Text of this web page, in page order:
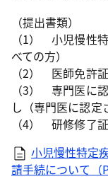
（提出書類）
（1） 小児慢性
べての方）
（2） 医師免許
（3） 専門医に
し（専門医に認定
（4） 研修修了
小児慢性特定
請手続について（